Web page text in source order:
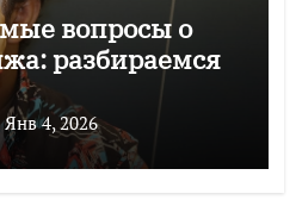
вопросы о
разбираемся
Янв 4, 2026